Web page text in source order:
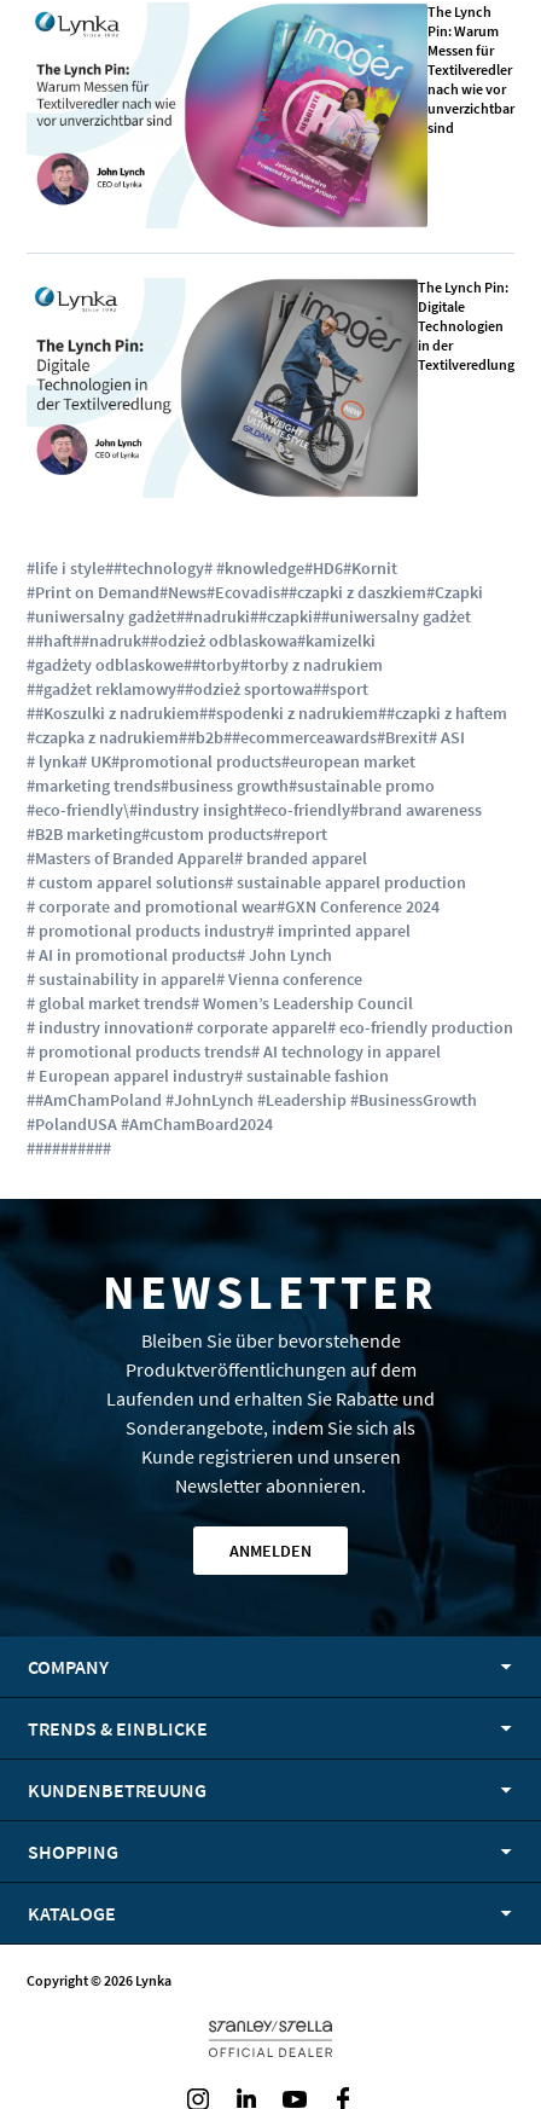
The Lynch
Pin: Warum
Messen für
Textilveredler
nach wie vor
unverzichtbar
sind
The Lynch Pin:
Digitale
Technologien
in der
Textilveredlung
#life i style##technology# #knowledge#HD6#Kornit
#Print on Demand#News#Ecovadis##czapki z daszkiem#Czapki
#uniwersalny gadżet##nadruki##czapki##uniwersalny gadżet
##haft##nadruk##odzież odblaskowa#kamizelki
#gadżety odblaskowe##torby#torby z nadrukiem
##gadżet reklamowy##odzież sportowa##sport
##Koszulki z nadrukiem##spodenki z nadrukiem##czapki z haftem
#czapka z nadrukiem##b2b##ecommerceawards#Brexit# ASI
# lynka# UK#promotional products#european market
#marketing trends#business growth#sustainable promo
#eco-friendly\#industry insight#eco-friendly#brand awareness
#B2B marketing#custom products#report
#Masters of Branded Apparel# branded apparel
# custom apparel solutions# sustainable apparel production
# corporate and promotional wear#GXN Conference 2024
# promotional products industry# imprinted apparel
# AI in promotional products# John Lynch
# sustainability in apparel# Vienna conference
# global market trends# Women’s Leadership Council
# industry innovation# corporate apparel# eco-friendly production
# promotional products trends# AI technology in apparel
# European apparel industry# sustainable fashion
##AmChamPoland #JohnLynch #Leadership #BusinessGrowth
#PolandUSA #AmChamBoard2024
##########
NEWSLETTER
Bleiben Sie über bevorstehende
Produktveröffentlichungen auf dem
Laufenden und erhalten Sie Rabatte und
Sonderangebote, indem Sie sich als
Kunde registrieren und unseren
Newsletter abonnieren.
ANMELDEN
COMPANY
TRENDS & EINBLICKE
KUNDENBETREUUNG
SHOPPING
KATALOGE
Copyright © 2026 Lynka